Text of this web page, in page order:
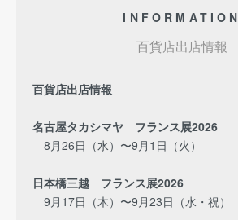
INFORMATION
百貨店出店情報
百貨店出店情報
名古屋タカシマヤ フランス展2026
8月26日（水）〜9月1日（火）
日本橋三越 フランス展2026
9月17日（木）〜9月23日（水・祝）